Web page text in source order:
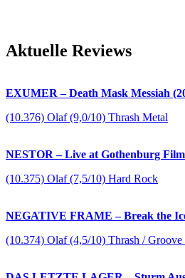
Aktuelle Reviews
EXUMER – Death Mask Messiah
(10.376) Olaf (9,0/10) Thrash Metal
NESTOR – Live at Gothenburg
(10.375) Olaf (7,5/10) Hard Rock
NEGATIVE FRAME – Break the
(10.374) Olaf (4,5/10) Thrash / Groove